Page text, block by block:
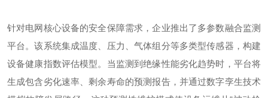
针对电网核心设备的安全保障需求，企业推出了多参数融合监测
平台。该系统集成温度、压力、气体组分等多类型传感器，构建
设备健康指数评估模型。当监测到绝缘性能劣化趋势时，平台将
生成包含劣化速率、剩余寿命的预测报告，并通过数字孪生技术